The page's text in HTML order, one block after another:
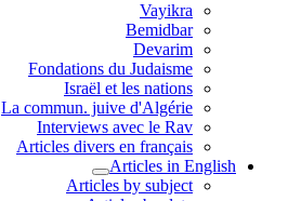
Vayikra
Bemidbar
Devarim
Fondations du Judaisme
Israël et les nations
La commun. juive d'Algérie
Interviews avec le Rav
Articles divers en français
Articles in English
Articles by subject